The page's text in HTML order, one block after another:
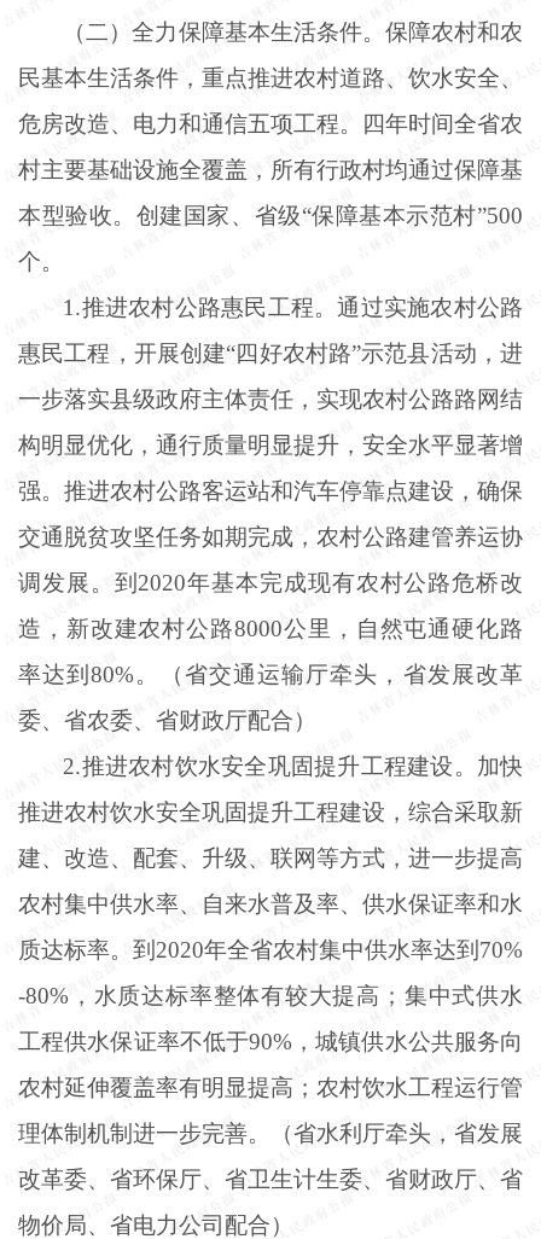
（二）全力保障基本生活条件。保障农村和农
民基本生活条件，重点推进农村道路、饮水安全、
危房改造、电力和通信五项工程。四年时间全省农
村主要基础设施全覆盖，所有行政村均通过保障基
本型验收。创建国家、省级“保障基本示范村”500
个。
1.推进农村公路惠民工程。通过实施农村公路
惠民工程，开展创建“四好农村路”示范县活动，进
一步落实县级政府主体责任，实现农村公路路网结
构明显优化，通行质量明显提升，安全水平显著增
强。推进农村公路客运站和汽车停靠点建设，确保
交通脱贫攻坚任务如期完成，农村公路建管养运协
调发展。到2020年基本完成现有农村公路危桥改
造，新改建农村公路8000公里，自然屯通硬化路
率达到80%。（省交通运输厅牵头，省发展改革
委、省农委、省财政厅配合）
2.推进农村饮水安全巩固提升工程建设。加快
推进农村饮水安全巩固提升工程建设，综合采取新
建、改造、配套、升级、联网等方式，进一步提高
农村集中供水率、自来水普及率、供水保证率和水
质达标率。到2020年全省农村集中供水率达到70%
-80%，水质达标率整体有较大提高；集中式供水
工程供水保证率不低于90%，城镇供水公共服务向
农村延伸覆盖率有明显提高；农村饮水工程运行管
理体制机制进一步完善。（省水利厅牵头，省发展
改革委、省环保厅、省卫生计生委、省财政厅、省
物价局、省电力公司配合）